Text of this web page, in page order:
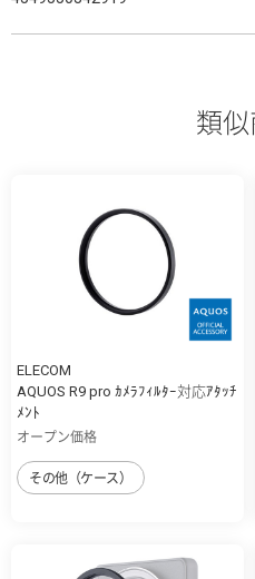
類
ELECOM
AQUOS R9 pro ｶﾒﾗﾌｨﾙﾀｰ対応ｱﾀｯﾁ
ﾒﾝﾄ
オープン価格
その他（ケース）